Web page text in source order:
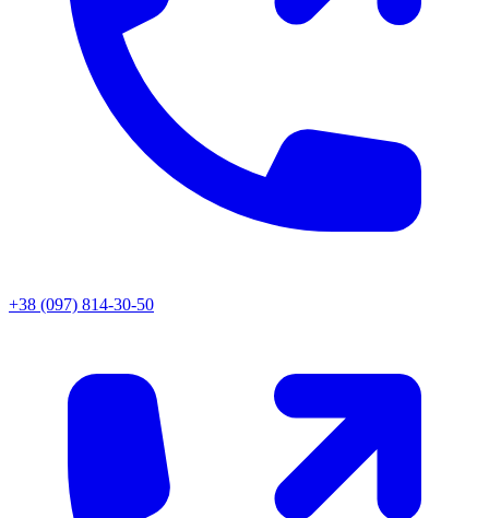
+38 (097) 814-30-50